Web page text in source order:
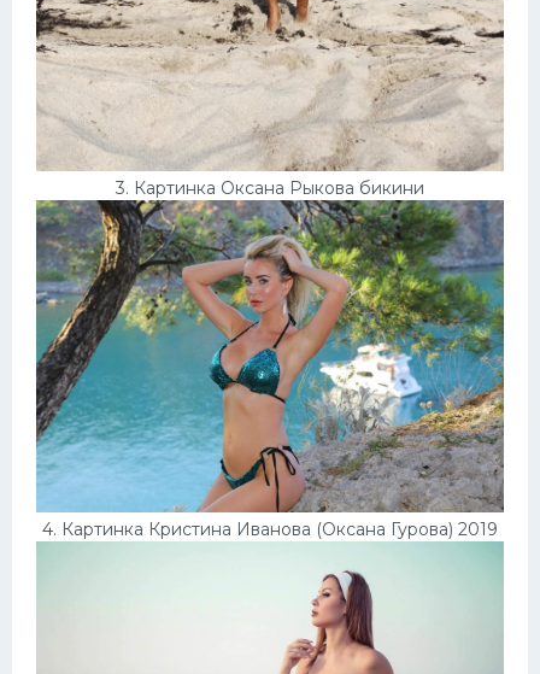
3. Картинка Оксана Рыкова бикини
4. Картинка Кристина Иванова (Оксана Гурова) 2019